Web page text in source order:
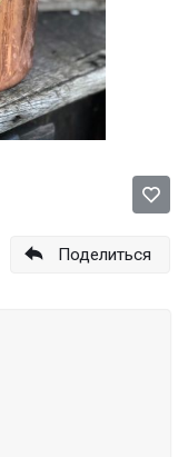
Поделиться